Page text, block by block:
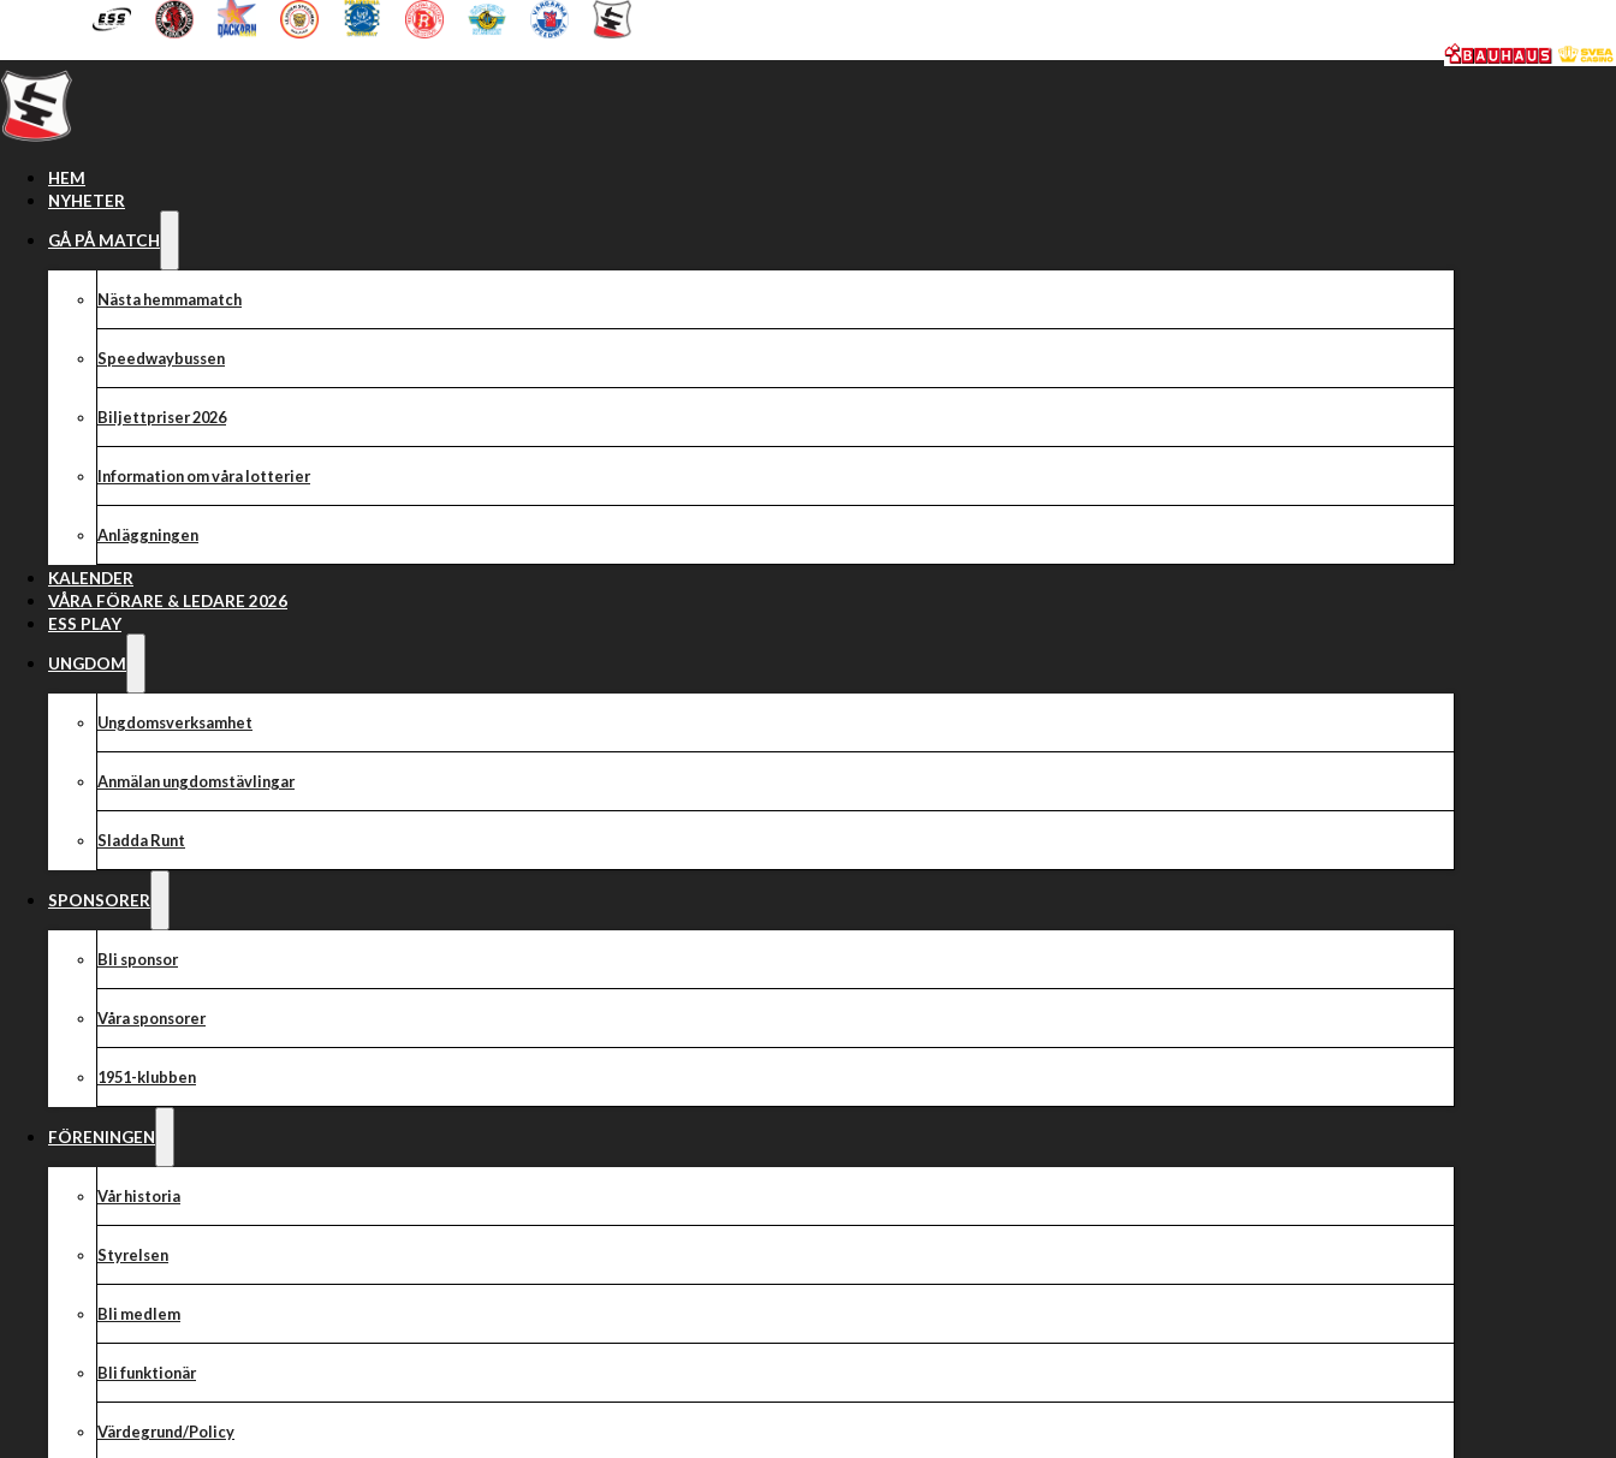
Hoppa till huvudinnehåll Hoppa till sidfot
HEM
NYHETER
GÅ PÅ MATCH
Nästa hemmamatch
Speedwaybussen
Biljettpriser 2026
Information om våra lotterier
Anläggningen
KALENDER
VÅRA FÖRARE & LEDARE 2026
ESS PLAY
UNGDOM
Ungdomsverksamhet
Anmälan ungdomstävlingar
Sladda Runt
SPONSORER
Bli sponsor
Våra sponsorer
1951-klubben
FÖRENINGEN
Vår historia
Styrelsen
Bli medlem
Bli funktionär
Värdegrund/Policy
Kim Nilsson